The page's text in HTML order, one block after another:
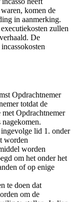
komen de
in aanmerking.
zullen
De
Opdrachtnemer
totdat de
Opdrachtnemer
lid 1. onder
worden
worden
om het onder het
of op enige
te doen dat
om de